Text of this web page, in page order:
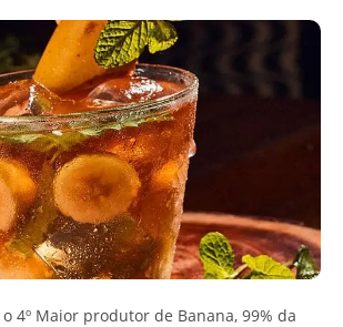
4º Maior produtor de Banana, 99% da